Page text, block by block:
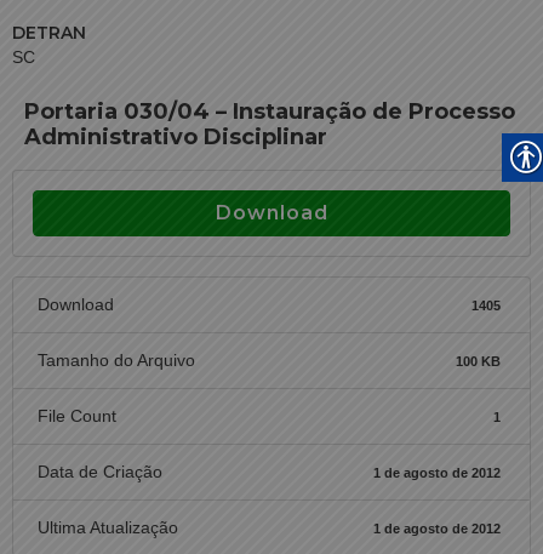
DETRAN
SC
Portaria 030/04 – Instauração de Processo
Administrativo Disciplinar
Download
Download 1405
Tamanho do Arquivo 100 KB
File Count 1
Data de Criação 1 de agosto de 2012
Ultima Atualização 1 de agosto de 2012